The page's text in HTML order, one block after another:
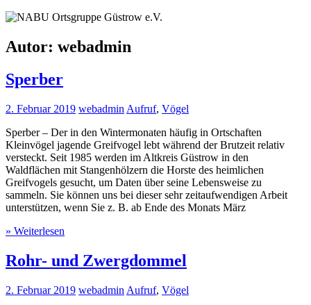
Autor: webadmin
Sperber
2. Februar 2019 webadmin Aufruf, Vögel
Sperber – Der in den Wintermonaten häufig in Ortschaften
Kleinvögel jagende Greifvogel lebt während der Brutzeit relativ
versteckt. Seit 1985 werden im Altkreis Güstrow in den
Waldflächen mit Stangenhölzern die Horste des heimlichen
Greifvogels gesucht, um Daten über seine Lebensweise zu
sammeln. Sie können uns bei dieser sehr zeitaufwendigen Arbeit
unterstützen, wenn Sie z. B. ab Ende des Monats März
» Weiterlesen
Rohr- und Zwergdommel
2. Februar 2019 webadmin Aufruf, Vögel